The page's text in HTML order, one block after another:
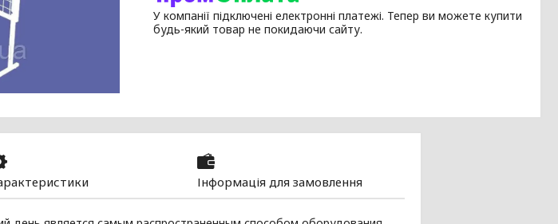
У компанії підключені електронні платежі. Тепер ви можете купити
будь-який товар не покидаючи сайту.
Інформація для замовлення